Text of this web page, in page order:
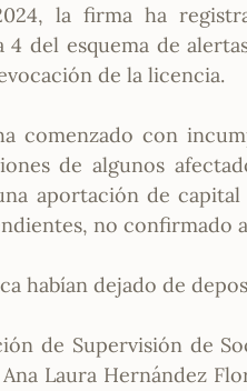
la firma ha
4 del esquema de
de la licencia.
comenzado con
de algunos
aportación de
no confirmado
habían dejado de
de Supervisión de
Laura Hernández